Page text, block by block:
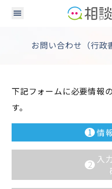
お問い合わせ（行政
下記フォームに必要情報
す。
1 情
2 入